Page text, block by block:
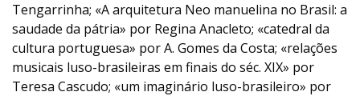
Tengarrinha; «A arquitetura Neo manuelina no Brasil: a
saudade da pátria» por Regina Anacleto; «catedral da
cultura portuguesa» por A. Gomes da Costa; «relações
musicais luso-brasileiras em finais do séc. XIX» por
Teresa Cascudo; «um imaginário luso-brasileiro» por